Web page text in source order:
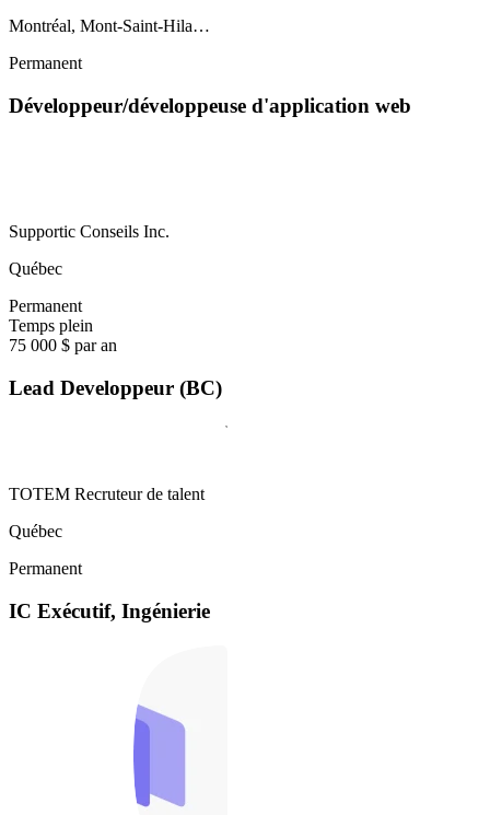
Montréal, Mont-Saint-Hila…
Permanent
Développeur/développeuse d'application web
Supportic Conseils Inc.
Québec
Permanent
Temps plein
75 000 $ par an
Lead Developpeur (BC)
TOTEM Recruteur de talent
Québec
Permanent
IC Exécutif, Ingénierie